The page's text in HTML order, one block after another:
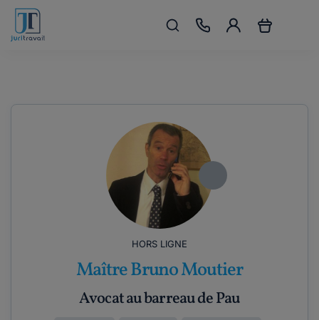
HORS LIGNE
Maître Bruno Moutier
Avocat au barreau de Pau